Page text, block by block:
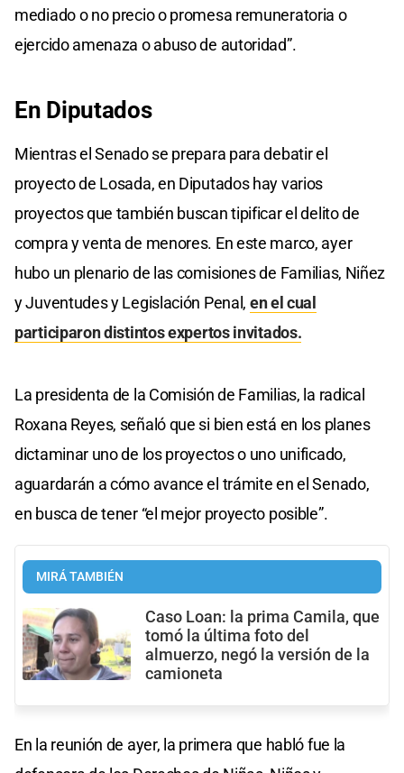
mediado o no precio o promesa remuneratoria o
ejercido amenaza o abuso de autoridad”.
En Diputados
Mientras el Senado se prepara para debatir el
proyecto de Losada, en Diputados hay varios
proyectos que también buscan tipificar el delito de
compra y venta de menores. En este marco, ayer
hubo un plenario de las comisiones de Familias, Niñez
y Juventudes y Legislación Penal, en el cual
participaron distintos expertos invitados.
La presidenta de la Comisión de Familias, la radical
Roxana Reyes, señaló que si bien está en los planes
dictaminar uno de los proyectos o uno unificado,
aguardarán a cómo avance el trámite en el Senado,
en busca de tener “el mejor proyecto posible”.
MIRÁ TAMBIÉN
Caso Loan: la prima Camila, que
tomó la última foto del
almuerzo, negó la versión de la
camioneta
En la reunión de ayer, la primera que habló fue la